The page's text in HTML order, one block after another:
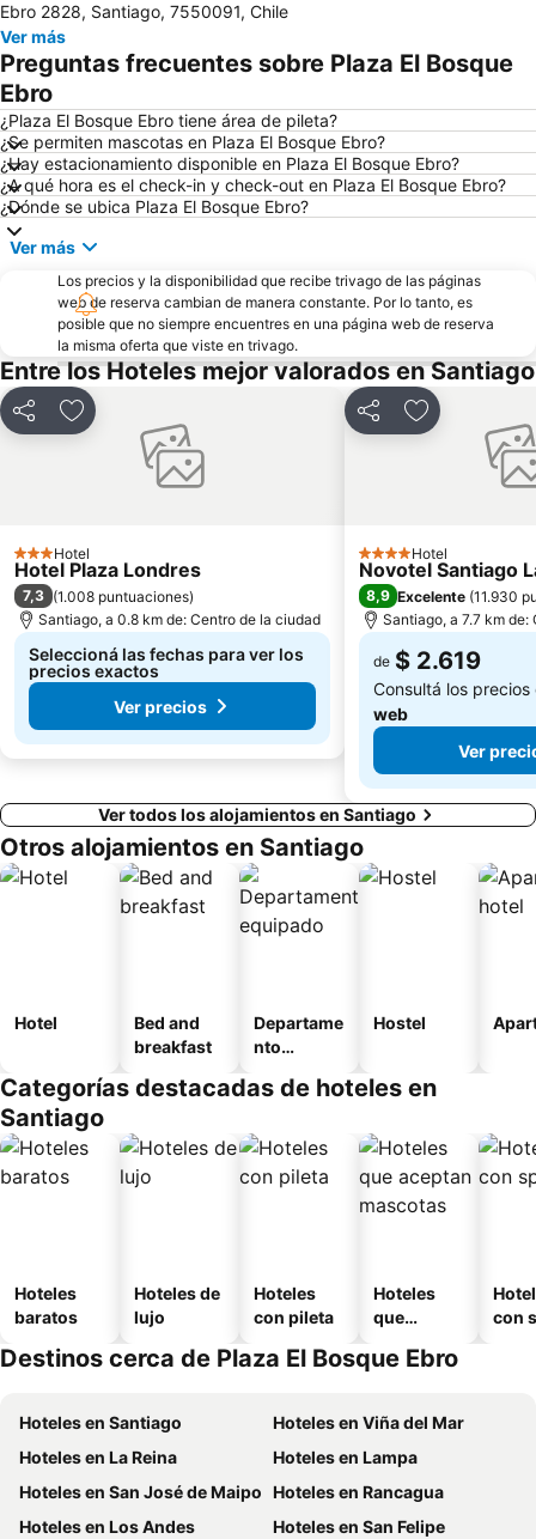
Barrio Lastarria
Cerro San Cristóbal
La Parva
Universidad de Chile
El Colorado
Barrio Bellavista
Plaza de Armas
Centro Comercial Mall del Centro
Metro de Santiago
Ebro 2828, Santiago, 7550091, Chile
Ver más
Preguntas frecuentes sobre Plaza El Bosque
Ebro
¿Plaza El Bosque Ebro tiene área de pileta?
¿Se permiten mascotas en Plaza El Bosque Ebro?
¿Hay estacionamiento disponible en Plaza El Bosque Ebro?
¿A qué hora es el check-in y check-out en Plaza El Bosque Ebro?
¿Dónde se ubica Plaza El Bosque Ebro?
Ver más
Los precios y la disponibilidad que recibe trivago de las páginas
web de reserva cambian de manera constante. Por lo tanto, es
posible que no siempre encuentres en una página web de reserva
la misma oferta que viste en trivago.
Entre los Hoteles mejor valorados en Santiago
CompartirAñadir a favoritos
3 Estrellas
Hotel
Hotel Plaza Londres
7,3 (1.008 puntuaciones)
Santiago, a 0.8 km de: Centro de la ciudad
Seleccioná las fechas para ver los
precios exactos
Ver precios
CompartirAñadir a
4 Estrellas
Hotel
Novotel Santiago
8,9 Excelente (11.930
Santiago, a 7.7 km
de $ 2.619
Consultá los
web
Ver
Ver todos los alojamientos en Santiago
Otros alojamientos en Santiago
Hotel
Bed and
breakfast
Departame
nto
Hostel
Categorías destacadas de hoteles en
Santiago
Hoteles
baratos
Hoteles de
lujo
Hoteles
con pileta
Hoteles
que
mascotas
con
Destinos cerca de Plaza El Bosque Ebro
Hoteles en Santiago
Hoteles en Viña del Mar
Hoteles en La Reina
Hoteles en Lampa
Hoteles en San José de Maipo
Hoteles en Rancagua
Hoteles en Los Andes
Hoteles en San Felipe